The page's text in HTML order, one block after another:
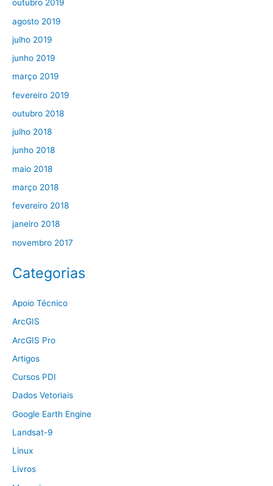
outubro 2019
agosto 2019
julho 2019
junho 2019
março 2019
fevereiro 2019
outubro 2018
julho 2018
junho 2018
maio 2018
março 2018
fevereiro 2018
janeiro 2018
novembro 2017
Categorias
Apoio Técnico
ArcGIS
ArcGIS Pro
Artigos
Cursos PDI
Dados Vetoriais
Google Earth Engine
Landsat-9
Linux
Livros